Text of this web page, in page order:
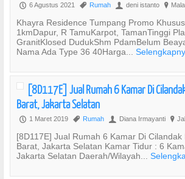
P 6 Agustus 2021 , Rumah U deni istanto ?
Khayra Residence Tumpang Promo
1kmDapur, R TamuKarpot, TamanTinggi
GranitKlosed DudukShm PdamBelum
Nama Ada Type 36 40Harga...
[8D117E] Jual Rumah 6 Kamar Di
Barat, Jakarta Selatan
P 1 Maret 2019 , Rumah U Diana Irmayanti ?
[8D117E] Jual Rumah 6 Kamar Di
Barat, Jakarta Selatan Kamar Tidur : 6
Jakarta Selatan Daerah/Wilayah...